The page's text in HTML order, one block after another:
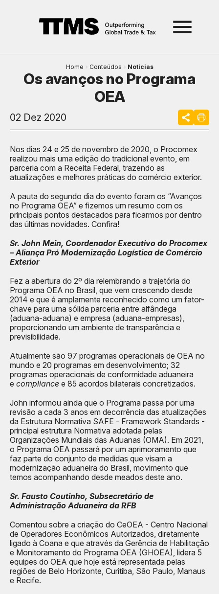
Home Conteúdos Notícias
Os avanços no Programa
OEA
02 Dez 2020
Nos dias 24 e 25 de novembro de 2020, o Procomex
realizou mais uma edição do tradicional evento, em
parceria com a Receita Federal, trazendo as
atualizações e melhores práticas do comércio exterior.
A pauta do segundo dia do evento foram os “Avanços
no Programa OEA” e fizemos um resumo com os
principais pontos destacados para ficarmos por dentro
das últimas novidades. Confira!
Sr. John Mein, Coordenador Executivo do Procomex
– Aliança Pró Modernização Logística de Comércio
Exterior
Fez a abertura do 2º dia relembrando a trajetória do
Programa OEA no Brasil, que vem crescendo desde
2014 e que é amplamente reconhecido como um fator-
chave para uma sólida parceria entre alfândega
(aduana-aduana) e empresa (aduana-empresas),
proporcionando um ambiente de transparência e
previsibilidade.
Atualmente são 97 programas operacionais de OEA no
mundo e 20 programas em desenvolvimento; 32
programas operacionais de conformidade aduaneira
e compliance e 85 acordos bilaterais concretizados.
John informou ainda que o Programa passa por uma
revisão a cada 3 anos em decorrência das atualizações
da Estrutura Normativa SAFE - Framework Standards -
principal estrutura Normativa adotada pelas
Organizações Mundiais das Aduanas (OMA). Em 2021,
o Programa OEA passará por um aprimoramento que
faz parte do conjunto de medidas que visam a
modernização aduaneira do Brasil, movimento que
temos acompanhando desde meados deste ano.
Sr. Fausto Coutinho, Subsecretário de
Administração Aduaneira da RFB
Comentou sobre a criação do CeOEA - Centro Nacional
de Operadores Econômicos Autorizados, diretamente
ligado à Coana e que através da Gerência de Habilitação
e Monitoramento do Programa OEA (GHOEA), lidera 5
equipes do OEA que hoje está representada pelas
regiões de Belo Horizonte, Curitiba, São Paulo, Manaus
e Recife.